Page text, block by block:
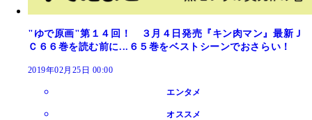
"ゆで原画"第１４回！ ３月４日発売『キン肉マン』最新Ｊ
Ｃ６６巻を読む前に...６５巻をベストシーンでおさらい！
2019年02月25日 00:00
エンタメ
オススメ